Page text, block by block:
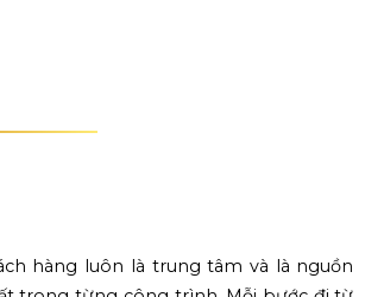
hàng luôn là trung tâm và là nguồn